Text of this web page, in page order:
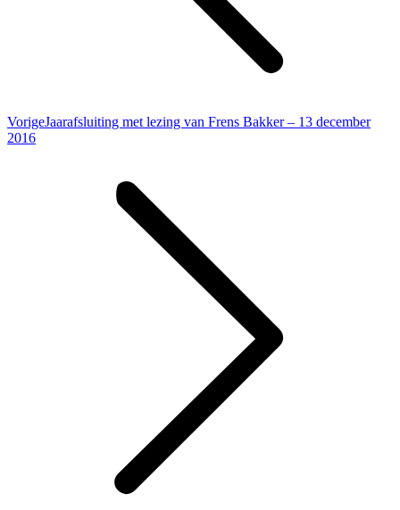
VorigeVorig
Jaarafsluiting met lezing van Frens Bakker – 13 december
2016